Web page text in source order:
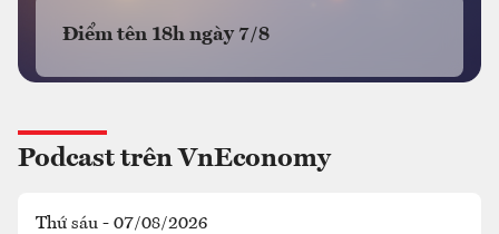
Điểm tên 18h ngày 7/8
Podcast trên VnEconomy
Thứ sáu - 07/08/2026